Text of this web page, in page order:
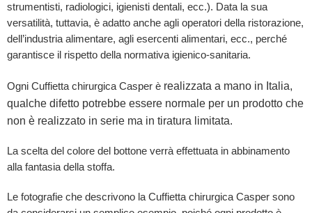
strumentisti, radiologici, igienisti dentali, ecc.). Data la sua
versatilità, tuttavia, è adatto anche agli operatori della ristorazione,
dell’industria alimentare, agli esercenti alimentari, ecc., perché
garantisce il rispetto della normativa igienico-sanitaria.
Ogni Cuffietta chirurgica Casper è realizzata a mano in Italia,
qualche difetto potrebbe essere normale per un prodotto che
non è realizzato in serie ma in tiratura limitata.
La scelta del colore del bottone verrà effettuata in abbinamento
alla fantasia della stoffa.
Le fotografie che descrivono la Cuffietta chirurgica Casper sono